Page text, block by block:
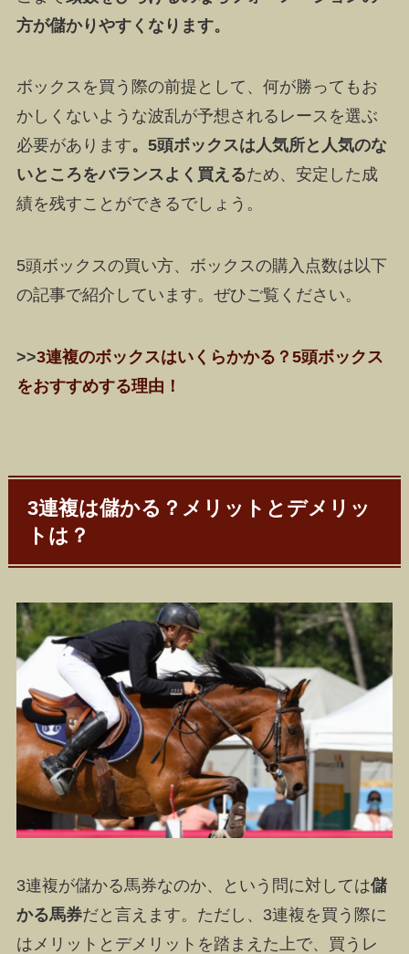
方が儲かりやすくなります。
ボックスを買う際の前提として、何が勝ってもお
かしくないような波乱が予想されるレースを選ぶ
必要があります。5頭ボックスは人気所と人気のな
いところをバランスよく買えるため、安定した成
績を残すことができるでしょう。
5頭ボックスの買い方、ボックスの購入点数は以下
の記事で紹介しています。ぜひご覧ください。
>>3連複のボックスはいくらかかる？5頭ボックス
をおすすめする理由！
3連複は儲かる？メリットとデメリッ
トは？
3連複が儲かる馬券なのか、という問に対しては儲
かる馬券だと言えます。ただし、 3連複を買う際に
はメリットとデメリットを踏まえた上で、買うレ